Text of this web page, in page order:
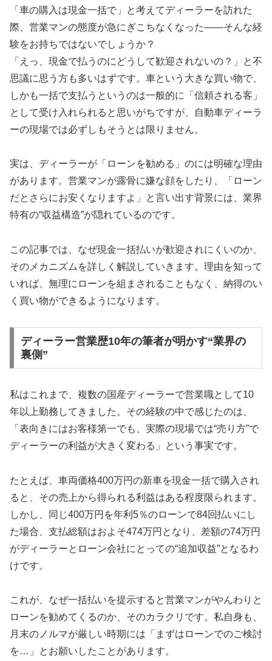
「車の購入は現金一括で」と考えてディーラーを訪れた
際、営業マンの態度が急にぎこちなくなった――そんな経
験をお持ちではないでしょうか？
「えっ、現金で払うのにどうして歓迎されないの？」と不
思議に思う方も多いはずです。車という大きな買い物で、
しかも一括で支払うというのは一般的に「信頼される客」
として受け入れられると思いがちですが、自動車ディーラ
ーの現場では必ずしもそうとは限りません。
実は、ディーラーが「ローンを勧める」のには明確な理由
があります。営業マンが露骨に嫌な顔をしたり、「ローン
だとさらにお安くなりますよ」と言い出す背景には、業界
特有の“収益構造”が隠れているのです。
この記事では、なぜ現金一括払いが歓迎されにくいのか、
そのメカニズムを詳しく解説していきます。理由を知って
いれば、無理にローンを組まされることもなく、納得のい
く買い物ができるようになります。
ディーラー営業歴10年の筆者が明かす“業界の
裏側”
私はこれまで、複数の国産ディーラーで営業職として10
年以上勤務してきました。その経験の中で感じたのは、
「表向きにはお客様第一でも、実際の現場では“売り方”で
ディーラーの利益が大きく変わる」という事実です。
たとえば、車両価格400万円の新車を現金一括で購入され
ると、その売上から得られる利益はある程度限られます。
しかし、同じ400万円を年利5％のローンで84回払いにし
た場合、支払総額はおよそ474万円となり、差額の74万円
がディーラーとローン会社にとっての“追加収益”となるわ
けです。
これが、なぜ一括払いを提示すると営業マンがやんわりと
ローンを勧めてくるのか、そのカラクリです。私自身も、
月末のノルマが厳しい時期には「まずはローンでのご検討
を…」とお願いしたことがあります。